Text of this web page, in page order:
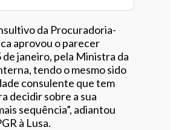
da Procuradoria-
aprovou o parecer
de janeiro, pela Ministra da
tendo o mesmo sido
consulente que tem
decidir sobre a sua
sequência”, adiantou
à Lusa.